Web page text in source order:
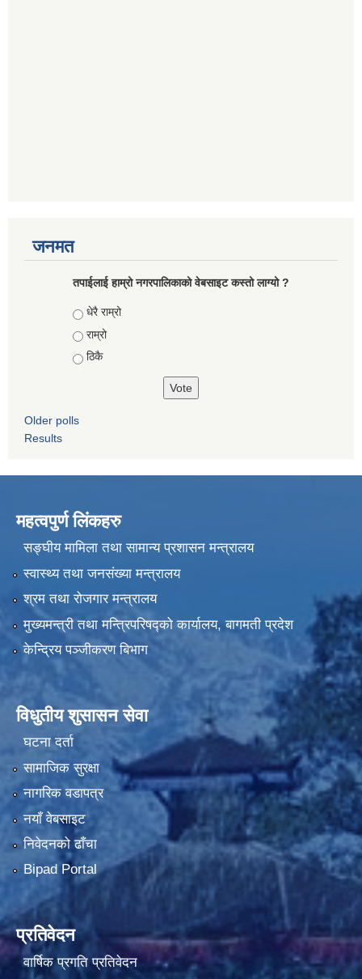
जनमत
तपाईलाई हाम्रो नगरपालिकाको वेबसाइट कस्तो लाग्यो ?
Choices
धेरै राम्रो
राम्रो
ठिकै
Older polls
Results
महत्वपुर्ण लिंकहरु
सङ्घीय मामिला तथा सामान्य प्रशासन मन्त्रालय
स्वास्थ्य तथा जनसंख्या मन्त्रालय
श्रम तथा रोजगार मन्त्रालय
मुख्यमन्त्री तथा मन्त्रिपरिषद्को कार्यालय, बागमती प्रदेश
केन्द्रिय पञ्जीकरण बिभाग
विधुतीय शुसासन सेवा
घटना दर्ता
सामाजिक सुरक्षा
नागरिक वडापत्र
नयाँ वेबसाइट
निवेदनको ढाँचा
Bipad Portal
प्रतिवेदन
वार्षिक प्रगति प्रतिवेदन